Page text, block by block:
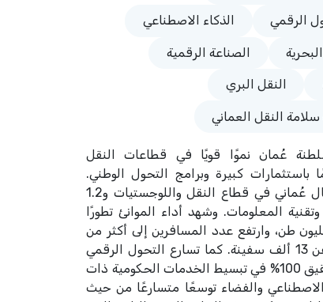
الرقمي الذكاء الاصطناعي
الصناعة الرقمية
النقل البري
النقل العماني
حققت سلطنة عُمان نموًا قويًا في قطاعات النقل
باستثمارات كبيرة وبرامج التحول الوطني.
حيث بلغ حجم الاستثمار 3.4 مليار ريال عُماني في قطاع النقل واللوجستيات و1.2
المعلومات. وشهد أداء الموانئ تطورًا
إذ تجاوز حجم البضائع 143 مليون طن، وارتفع عدد المسافرين إلى أكثر من
200 ألف مسافر، كما تجاوز عدد السفن 13 ألف سفينة. كما تسارع التحول الرقمي
ليصل إلى 94% في الأداء العام، مع تحقيق 100% في تبسيط الخدمات الحكومية ذات
والفضاء توسعًا متسارعًا من حيث